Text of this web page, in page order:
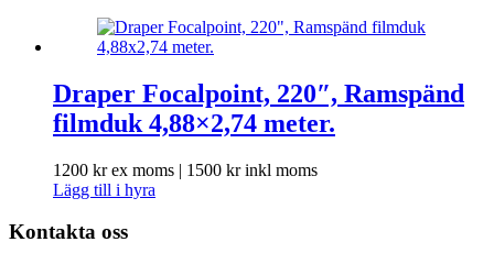
Draper Focalpoint, 220″, Ramspänd
filmduk 4,88×2,74 meter.
1200 krex moms | 1500 krinkl moms
Lägg till i hyra
Kontakta oss